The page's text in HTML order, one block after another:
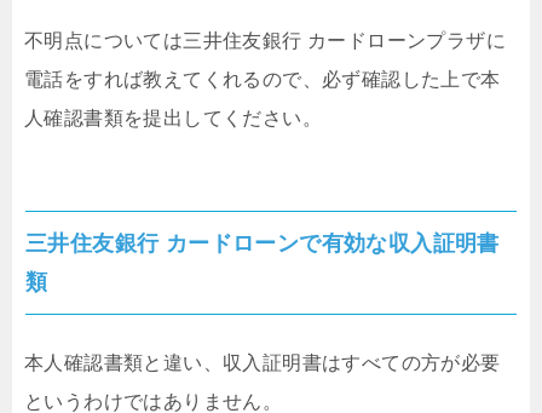
不明点については三井住友銀行 カードローンプラザに
電話をすれば教えてくれるので、必ず確認した上で本
人確認書類を提出してください。
三井住友銀行 カードローンで有効な収入証明書
類
本人確認書類と違い、収入証明書はすべての方が必要
というわけではありません。